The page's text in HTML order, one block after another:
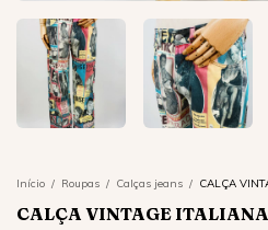
Início / Roupas / Calças jeans / CALÇA
CALÇA VINTAGE